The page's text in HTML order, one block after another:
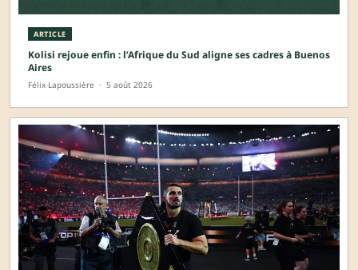
ARTICLE
Kolisi rejoue enfin : l’Afrique du Sud aligne ses cadres à Buenos
Aires
Félix Lapoussière · 5 août 2026